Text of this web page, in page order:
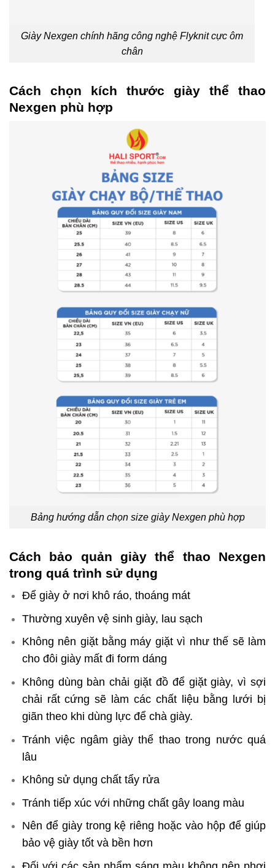
Giày Nexgen chính hãng công nghệ Flyknit cực ôm
chân
Cách chọn kích thước giày thể thao
Nexgen phù hợp
Bảng hướng dẫn chọn size giày Nexgen phù hợp
Cách bảo quản giày thể thao Nexgen
trong quá trình sử dụng
Để giày ở nơi khô ráo, thoáng mát
Thường xuyên vệ sinh giày, lau sạch
Không nên giặt bằng máy giặt vì như thế sẽ làm
cho đôi giày mất đi form dáng
Không dùng bàn chải giặt đồ để giặt giày, vì sợi
chải rất cứng sẽ làm các chất liệu bằng lưới bị
giãn theo khi dùng lực để chà giày.
Tránh việc ngâm giày thể thao trong nước quá
lâu
Không sử dụng chất tẩy rửa
Tránh tiếp xúc với những chất gây loang màu
Nên để giày trong kệ riêng hoặc vào hộp để giúp
bảo vệ giày tốt và bền hơn